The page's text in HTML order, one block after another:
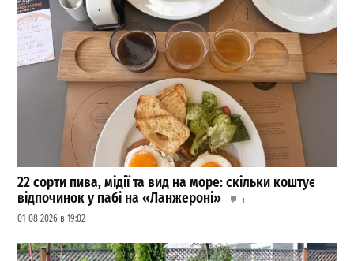
22 сорти пива, мідії та вид на море: скільки коштує
відпочинок у пабі на «Ланжероні»
1
01-08-2026 в 19:02